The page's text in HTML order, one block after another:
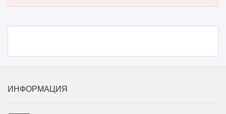
ИНФОРМАЦИЯ